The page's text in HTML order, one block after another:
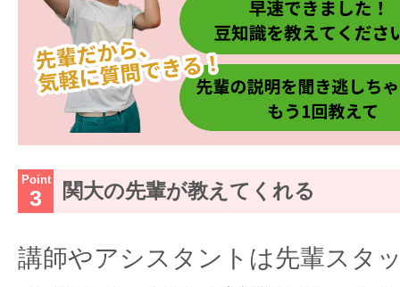
関大の先輩が教えてくれる
講師やアシスタントは先輩スタ